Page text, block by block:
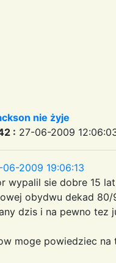
nie żyje
: 27-06-2009
2009 19:06:13
wypalil sie dobre 15
obydwu dekad
dzis i na pewno tez
moge powiedziec na